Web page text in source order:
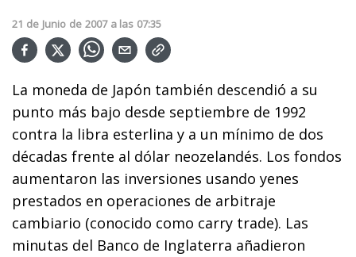
21 de Junio de 2007 a las 07:35
La moneda de Japón también descendió a su
punto más bajo desde septiembre de 1992
contra la libra esterlina y a un mínimo de dos
décadas frente al dólar neozelandés. Los fondos
aumentaron las inversiones usando yenes
prestados en operaciones de arbitraje
cambiario (conocido como carry trade). Las
minutas del Banco de Inglaterra añadieron